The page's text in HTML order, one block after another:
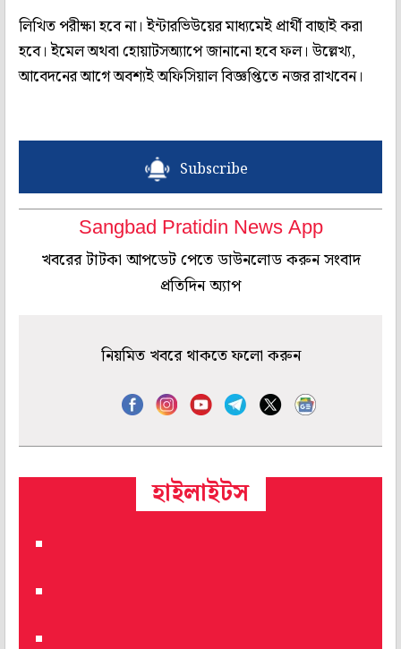
লিখিত পরীক্ষা হবে না। ইন্টারভিউয়ের মাধ্যমেই প্রার্থী বাছাই করা
হবে। ইমেল অথবা হোয়াটসঅ্যাপে জানানো হবে ফল। উল্লেখ্য,
আবেদনের আগে অবশ্যই অফিসিয়াল বিজ্ঞপ্তিতে নজর রাখবেন।
Subscribe
Sangbad Pratidin News App
খবরের টাটকা আপডেট পেতে ডাউনলোড করুন সংবাদ
প্রতিদিন অ্যাপ
নিয়মিত খবরে থাকতে ফলো করুন
হাইলাইটস